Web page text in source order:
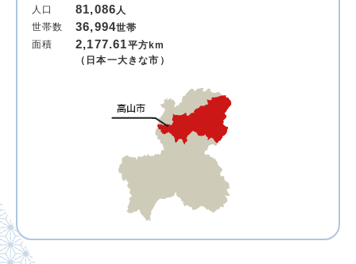
人口 81,086人
世帯数
36,994世帯
面積
2,177.61平方km
（日本一大きな市）